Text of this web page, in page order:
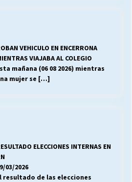
VEHICULO EN ENCERRONA
VIAJABA AL COLEGIO
mañana (06 08 2026) mientras
mujer se […]
ELECCIONES INTERNAS EN
03/2026
resultado de las elecciones